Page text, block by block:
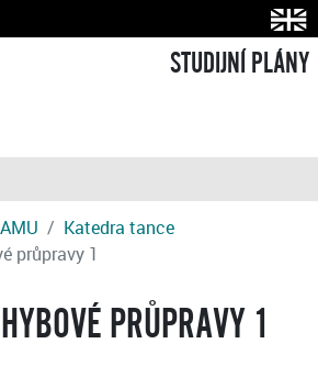
STUDIJNÍ PLÁNY
Katedra tance
průpravy 1
PRŮPRAVY 1